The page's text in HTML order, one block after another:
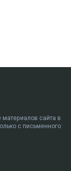
сайта в
с письменного